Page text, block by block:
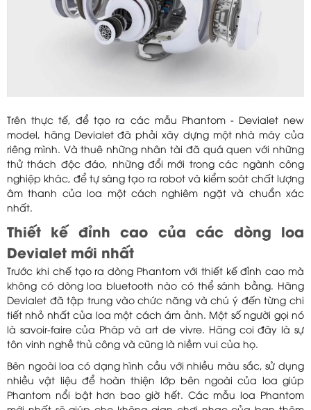
Trên thực tế, để tạo ra các mẫu Phantom - Devialet new
model, hãng Devialet đã phải xây dựng một nhà máy của
riêng mình. Và thuê những nhân tài đã quá quen với những
thử thách độc đáo, những đổi mới trong các ngành công
nghiệp khác, để tự sáng tạo ra robot và kiểm soát chất lượng
âm thanh của loa một cách nghiêm ngặt và chuẩn xác
nhất.
Thiết kế đỉnh cao của các dòng loa
Devialet mới nhất
Trước khi chế tạo ra dòng Phantom với thiết kế đỉnh cao mà
không có dòng loa bluetooth nào có thể sánh bằng. Hãng
Devialet đã tập trung vào chức năng và chú ý đến từng chi
tiết nhỏ nhất của loa một cách ám ảnh. Một số người gọi nó
là savoir-faire của Pháp và art de vivre. Hãng coi đây là sự
tôn vinh nghề thủ công và cũng là niềm vui của họ.
Bên ngoài loa có dạng hình cầu với nhiều màu sắc, sử dụng
nhiều vật liệu để hoàn thiện lớp bên ngoài của loa giúp
Phantom nổi bật hơn bao giờ hết. Các mẫu loa Phantom